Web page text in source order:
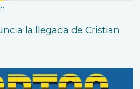
la llegada de Cristian